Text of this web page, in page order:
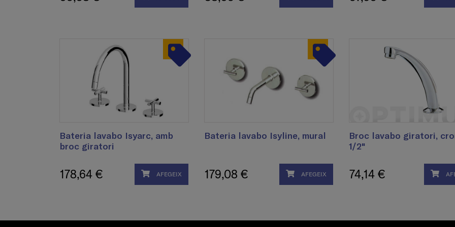
Bateria lavabo Isyarc, amb
broc giratori
178,64 € AFEGEIX
Bateria lavabo Isyline, mural
179,08 € AFEGEIX
Broc lavabo giratori,
1/2"
74,14 €